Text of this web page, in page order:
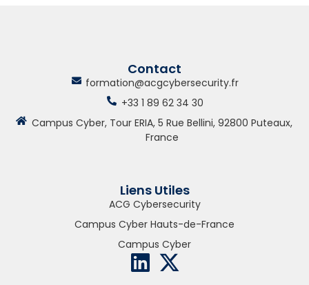
Liens Utiles
ACG Cybersecurity
Campus Cyber Hauts-de-France
Campus Cyber
Contact
formation@acgcybersecurity.fr
+33 1 89 62 34 30
Campus Cyber, Tour ERIA, 5 Rue Bellini, 92800 Puteaux,
France